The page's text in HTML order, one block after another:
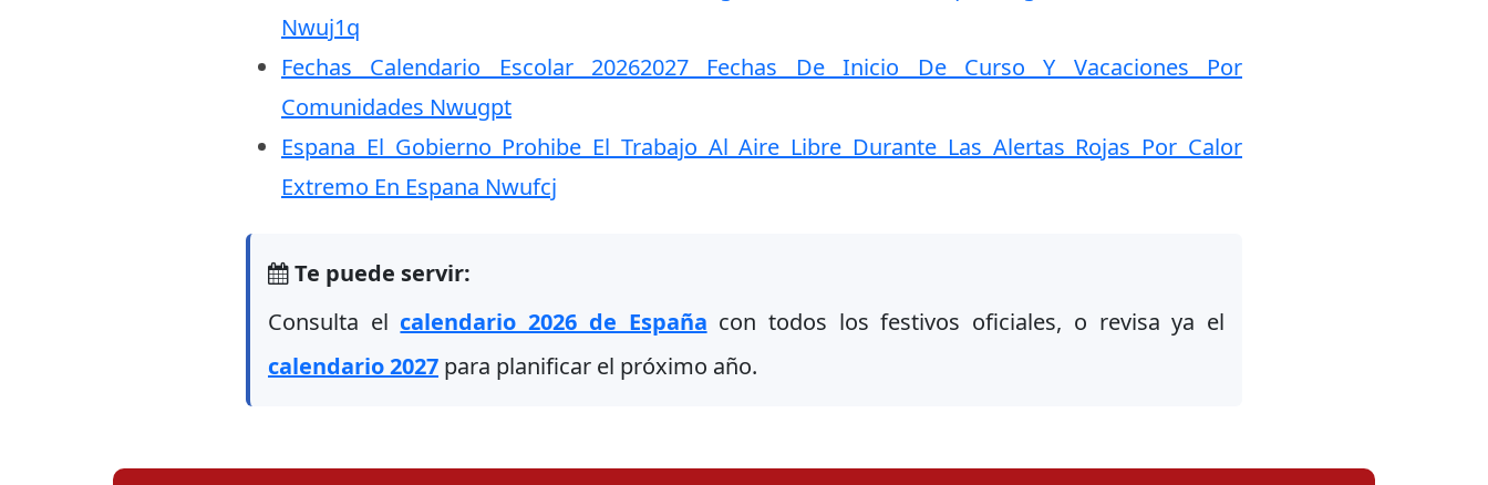
Nwuj1q
Fechas Calendario Escolar 20262027 Fechas De Inicio De Curso Y Vacaciones Por
Comunidades Nwugpt
Espana El Gobierno Prohibe El Trabajo Al Aire Libre Durante Las Alertas Rojas Por Calor
Extremo En Espana Nwufcj
Te puede servir:
Consulta el calendario 2026 de España con todos los festivos oficiales, o revisa ya el
calendario 2027 para planificar el próximo año.